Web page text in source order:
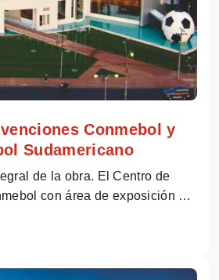
Conmebol y
Sudamericano
de la obra. El Centro de
con área de exposición de
espacio